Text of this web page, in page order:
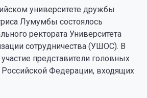
университете дружбы
Лумумбы состоялось
ректората Университета
сотрудничества (УШОС). В
представители головных
Федерации, входящих